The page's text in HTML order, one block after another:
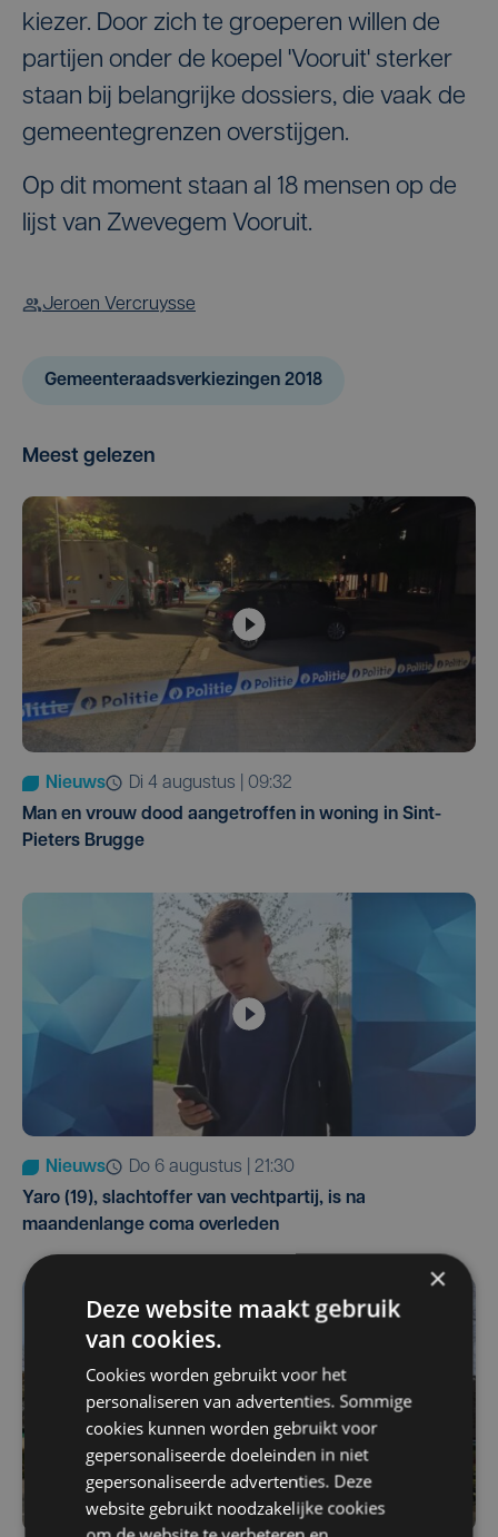
kiezer. Door zich te groeperen willen de
partijen onder de koepel 'Vooruit' sterker
staan bij belangrijke dossiers, die vaak de
gemeentegrenzen overstijgen.
Op dit moment staan al 18 mensen op de
lijst van Zwevegem Vooruit.
Jeroen Vercruysse
Gemeenteraadsverkiezingen 2018
Meest gelezen
Nieuws
di 4 augustus | 09:32
Man en vrouw dood aangetroffen in woning in Sint-
Pieters Brugge
Nieuws
do 6 augustus | 21:30
Yaro (19), slachtoffer van vechtpartij, is na
maandenlange coma overleden
×
Deze website maakt gebruik
van cookies.
Cookies worden gebruikt voor het
personaliseren van advertenties. Sommige
cookies kunnen worden gebruikt voor
gepersonaliseerde doeleinden in niet
gepersonaliseerde advertenties. Deze
website gebruikt noodzakelijke cookies